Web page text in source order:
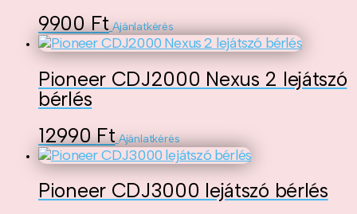
9900Ft Ajánlatkérés
Pioneer CDJ2000 Nexus 2 lejátszó
bérlés
12990Ft Ajánlatkérés
Pioneer CDJ3000 lejátszó bérlés